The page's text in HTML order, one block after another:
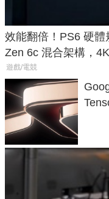
效能翻倍！PS6 硬
Zen 6c 混合架構，
遊戲/電競